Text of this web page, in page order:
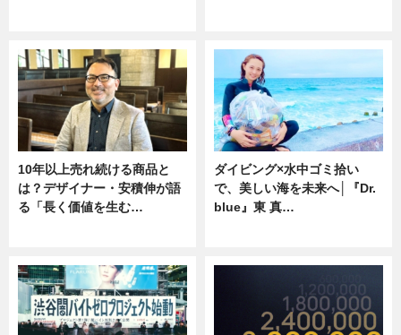
10年以上売れ続ける商品と
は？デザイナー・安積伸が語
る「長く価値を生む…
ダイビング×水中ゴミ拾い
で、美しい海を未来へ│『Dr.
blue』東 真…